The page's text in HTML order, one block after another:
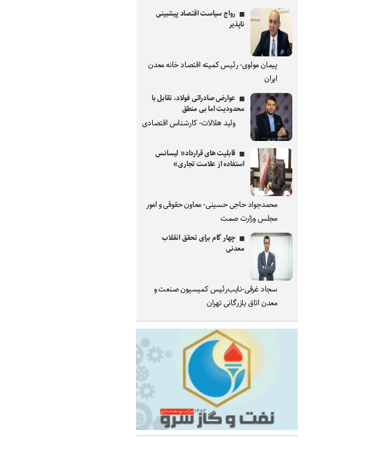
رواج سیاست اقتصاد پیشبینی
ناپذیر
پیمان مولوی- رئیس کمیته اقتصاد خانه معدن
ایران
عوارض صادراتی فولاد، تقابل با
محدودیت اما بی منطق
ولید هلالات- کارشناس اقتصادی
قابلیت های قرارداد« لیسانس
استفاده از علامت تجاری»
محمدجواد حاجی حسینی- معاون حقوقی و امور
مجلس وزارت صمت
چهار گام برای تحقق انقلاب
معدنی
سجاد غرقی-نایب‌رئیس کمیسیون صنعت و
معدن اتاق بازرگانی تهران